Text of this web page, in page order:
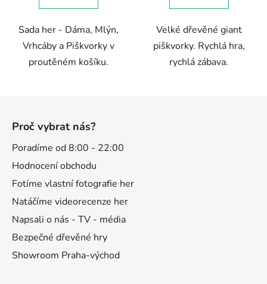
Sada her - Dáma, Mlýn,
Vrhcáby a Piškvorky v
proutěném košíku.
Velké dřevěné giant
piškvorky. Rychlá hra,
rychlá zábava.
Proč vybrat nás?
Poradíme od 8:00 - 22:00
Hodnocení obchodu
Fotíme vlastní fotografie her
Natáčíme videorecenze her
Napsali o nás - TV - média
Bezpečné dřevěné hry
Showroom Praha-východ